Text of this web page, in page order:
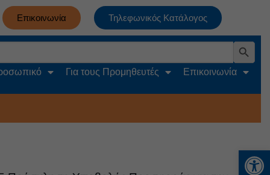
Επικοινωνία Τηλεφωνικός Κατάλογος
Search Button
Για τους Προμηθευτές Επικοινωνία